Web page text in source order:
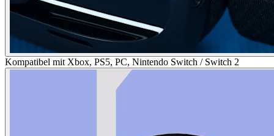
Kompatibel mit Xbox, PS5, PC, Nintendo Switch / Switch 2